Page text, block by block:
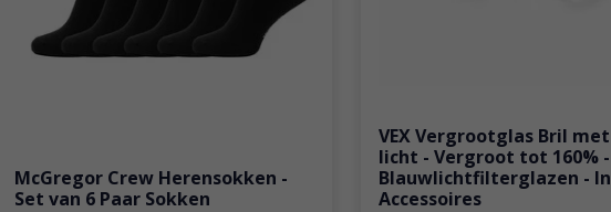
McGregor Crew Herensokken -
Set van 6 Paar Sokken
VEX Vergrootglas Bril met
licht - Vergroot tot 160%
Blauwlichtfilterglazen -
Accessoires